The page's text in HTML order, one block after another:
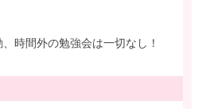
時間外の勉強会は一切なし！